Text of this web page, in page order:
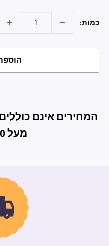
כמות:
המחירים אינם
מעל 700ש"ח